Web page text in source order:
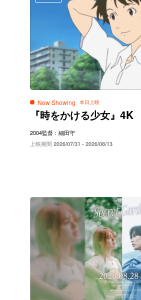
Now Showing
『時をかける少女』 4K
2004監督：細田守
上映期間 2026/07/31 - 2026/08/13